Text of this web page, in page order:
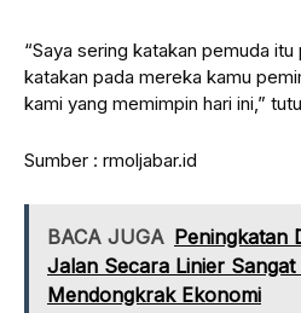
“Saya sering katakan pemuda
katakan pada mereka kamu
kami yang memimpin hari ini,”
Sumber : rmoljabar.id
BACA JUGA Peningkatan
Jalan Secara Linier
Mendongkrak Ekonomi